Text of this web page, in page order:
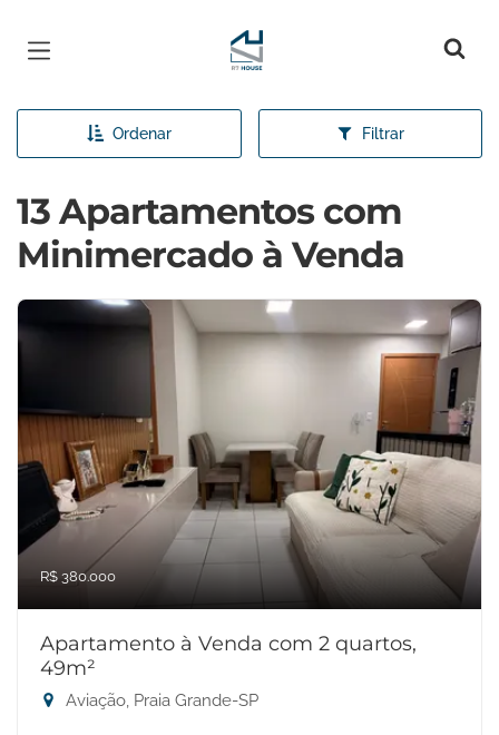
Página inicial
Ordenar Filtrar
13 Apartamentos com
Minimercado à Venda
R$ 380.000
Apartamento à Venda com 2 quartos,
49m²
Aviação, Praia Grande-SP